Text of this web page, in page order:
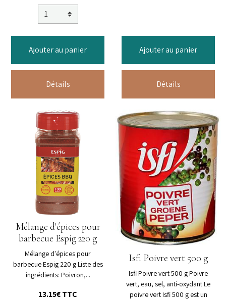
Ajouter au panier
Détails
Ajouter au panier
Détails
Mélange d'épices pour
barbecue Espig 220 g
Mélange d'épices pour
barbecue Espig 220 g Liste des
ingrédients: Poivron,...
13.15€ TTC
Isfi Poivre vert 500 g
Isfi Poivre vert 500 g Poivre
vert, eau, sel, anti-oxydant Le
poivre vert Isfi 500 g est un